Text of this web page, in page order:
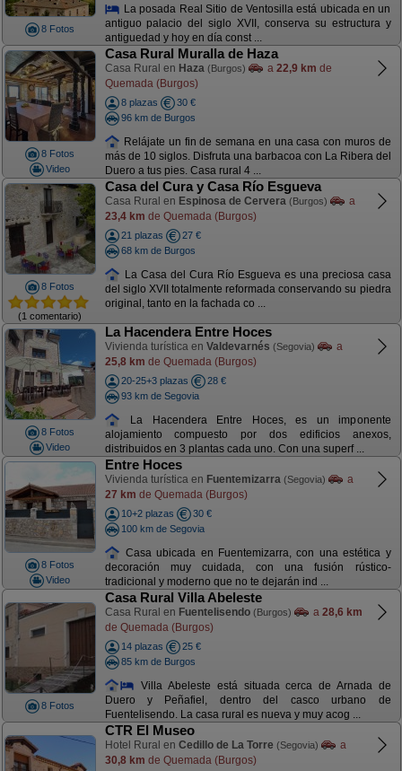
8 Fotos
La posada Real Sitio de Ventosilla está ubicada en un
antiguo palacio del siglo XVII, conserva su estructura y
antiguedad y hoy en día const ...
8 Fotos
Video
Casa Rural Muralla de Haza
Casa Rural en Haza (Burgos) a 22,9 km de
Quemada (Burgos)
8 plazas
30 €
96 km de Burgos
Relájate un fin de semana en una casa con muros de
más de 10 siglos. Disfruta una barbacoa con La Ribera del
Duero a tus pies. Casa rural 4 ...
8 Fotos
(1 comentario)
Casa del Cura y Casa Río Esgueva
Casa Rural en Espinosa de Cervera (Burgos)
a
23,4 km de Quemada (Burgos)
21 plazas
27 €
68 km de Burgos
La Casa del Cura Río Esgueva es una preciosa casa
del siglo XVII totalmente reformada conservando su piedra
original, tanto en la fachada co ...
8 Fotos
Video
La Hacendera Entre Hoces
Vivienda turística en Valdevarnés (Segovia)
a
25,8 km de Quemada (Burgos)
20-25+3 plazas
28 €
93 km de Segovia
La Hacendera Entre Hoces, es un imponente
alojamiento compuesto por dos edificios anexos,
distribuidos en 3 plantas cada uno. Con una superf ...
8 Fotos
Video
Entre Hoces
Vivienda turística en Fuentemizarra (Segovia)
a
27 km de Quemada (Burgos)
10+2 plazas
30 €
100 km de Segovia
Casa ubicada en Fuentemizarra, con una estética y
decoración muy cuidada, con una fusión rústico-
tradicional y moderno que no te dejarán ind ...
8 Fotos
Casa Rural Villa Abeleste
Casa Rural en Fuentelisendo (Burgos) a 28,6 km
de Quemada (Burgos)
14 plazas
25 €
85 km de Burgos
Villa Abeleste está situada cerca de Arnada de
Duero y Peñafiel, dentro del casco urbano de
Fuentelisendo. La casa rural es nueva y muy acog ...
CTR El Museo
Hotel Rural en Cedillo de La Torre (Segovia)
a
30,8 km de Quemada (Burgos)